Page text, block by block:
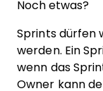
Noch etwas?
Sprints dürfen
werden. Ein
wenn das
Owner kann